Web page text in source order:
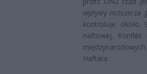
wpływy
kontroluje około
naftowej. Konflikt
Haftara.